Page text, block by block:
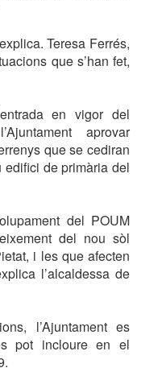
Teresa Ferrés,
que s’han fet,
en vigor del
aprovar
que se cediran
de primària del
del POUM
del nou sòl
i les que afecten
l’alcaldessa de
l’Ajuntament es
pot incloure en el